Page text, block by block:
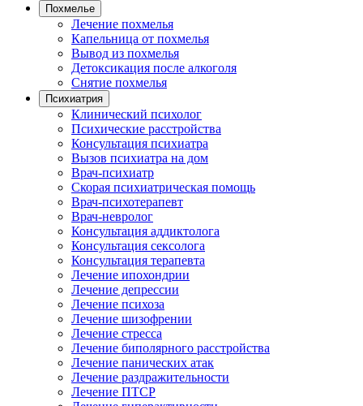
Похмелье
Лечение похмелья
Капельница от похмелья
Вывод из похмелья
Детоксикация после алкоголя
Снятие похмелья
Психиатрия
Клинический психолог
Психические расстройства
Консультация психиатра
Вызов психиатра на дом
Врач-психиатр
Скорая психиатрическая помощь
Врач-психотерапевт
Врач-невролог
Консультация аддиктолога
Консультация сексолога
Консультация терапевта
Лечение ипохондрии
Лечение депрессии
Лечение психоза
Лечение шизофрении
Лечение стресса
Лечение биполярного расстройства
Лечение панических атак
Лечение раздражительности
Лечение ПТСР